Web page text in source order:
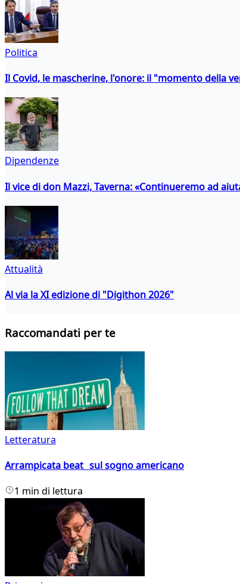
Politica
Il Covid, le mascherine, l'onore: il "momento della
Dipendenze
Il vice di don Mazzi, Taverna: «Continueremo ad
Attualità
Al via la XI edizione di "Digithon 2026"
Raccomandati per te
Letteratura
Arrampicata beat sul sogno americano
1 min di lettura